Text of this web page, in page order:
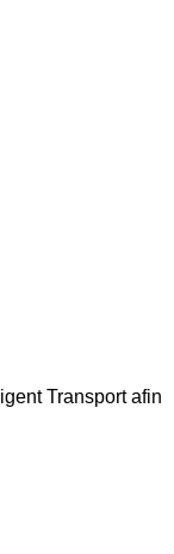
Transportafin